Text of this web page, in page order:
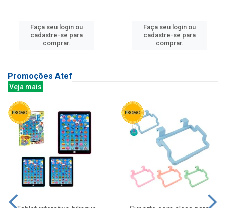
Faça seu login ou
cadastre-se para
comprar.
Faça seu login ou
cadastre-se para
comprar.
Promoções Atef
Veja mais